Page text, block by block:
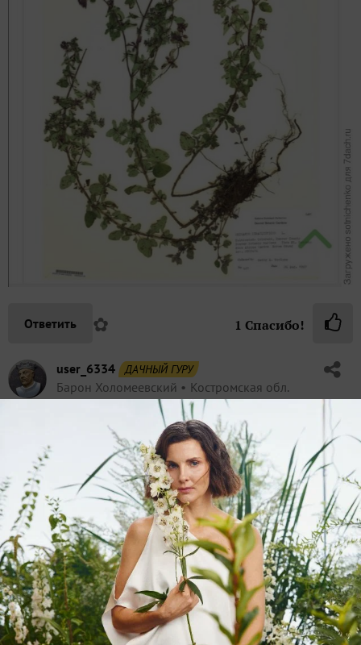
Ответить ✿ 1 Спасибо!
user_6334 ДАЧНЫЙ ГУРУ
Барон Холомеевский
Костромская обл.
2 января 2025, 17:40
По-моему это просто чабрец, Thymus serpillis.
Для более точного определения ВСЕГДА указывайте
место, где сделано фото, как биотоп, так и регион.
Ответить
Пожалуйста, оставьте комментарий